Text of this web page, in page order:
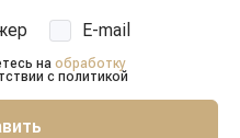
E-mail
на обработку
с политикой